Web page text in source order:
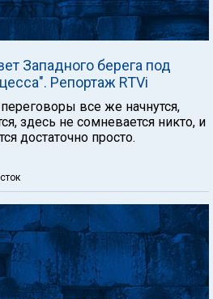
Западного берега под
Репортаж RTVi
все же начнутся,
здесь не сомневается никто, и
достаточно просто.